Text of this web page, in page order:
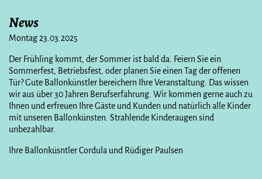
News
Montag 23.03.2025
Der Frühling kommt, der Sommer ist bald da. Feiern Sie ein
Sommerfest, Betriebsfest, oder planen Sie einen Tag der offenen
Tür? Gute Ballonkünstler bereichern Ihre Veranstaltung. Das wissen
wir aus über 30 Jahren Berufserfahrung. Wir kommen gerne auch zu
Ihnen und erfreuen Ihre Gäste und Kunden und natürlich alle Kinder
mit unseren Ballonkünsten. Strahlende Kinderaugen sind
unbezahlbar.
Ihre Ballonküsntler Cordula und Rüdiger Paulsen